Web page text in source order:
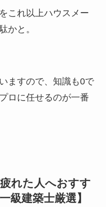
これ以上ハウスメー
かと。
ますので、知識も0で
ロに任せるのが一番
れた人へおすす
級建築士厳選】